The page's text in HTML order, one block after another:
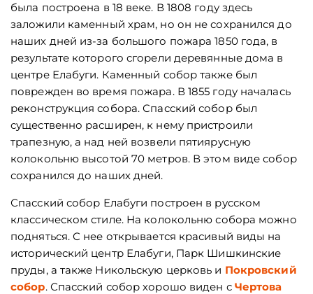
была построена в 18 веке. В 1808 году здесь
заложили каменный храм, но он не сохранился до
наших дней из-за большого пожара 1850 года, в
результате которого сгорели деревянные дома в
центре Елабуги. Каменный собор также был
поврежден во время пожара. В 1855 году началась
реконструкция собора. Спасский собор был
существенно расширен, к нему пристроили
трапезную, а над ней возвели пятиярусную
колокольню высотой 70 метров. В этом виде собор
сохранился до наших дней.
Спасский собор Елабуги построен в русском
классическом стиле. На колокольню собора можно
подняться. С нее открывается красивый виды на
исторический центр Елабуги, Парк Шишкинские
пруды, а также Никольскую церковь и Покровский
собор. Спасский собор хорошо виден с Чертова